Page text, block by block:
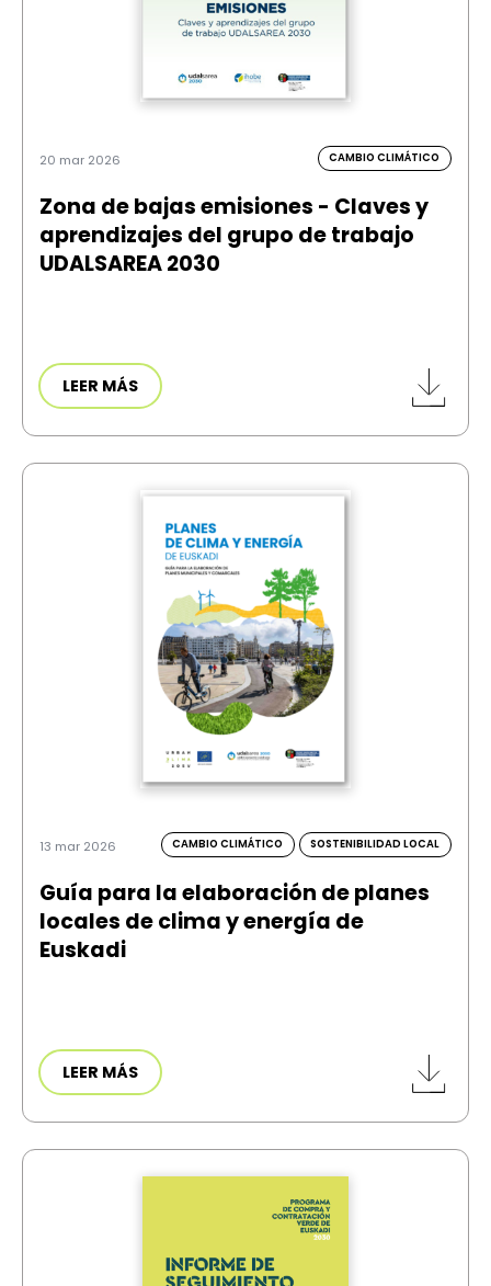
20 mar 2026 CAMBIO CLIMÁTICO
Zona de bajas emisiones - Claves y
aprendizajes del grupo de trabajo
UDALSAREA 2030
LEER MÁS
13 mar 2026 CAMBIO CLIMÁTICO SOSTENIBILIDAD LOCAL
Guía para la elaboración de planes
locales de clima y energía de
Euskadi
LEER MÁS